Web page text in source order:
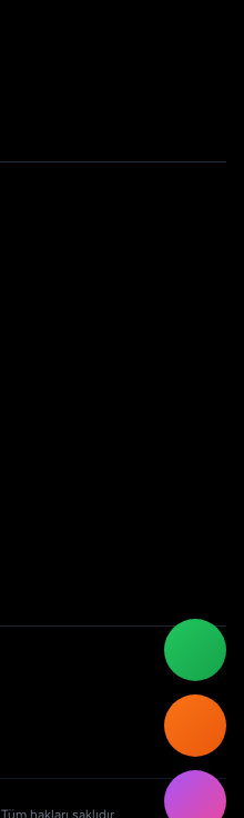
. Tüm hakları saklıdır.